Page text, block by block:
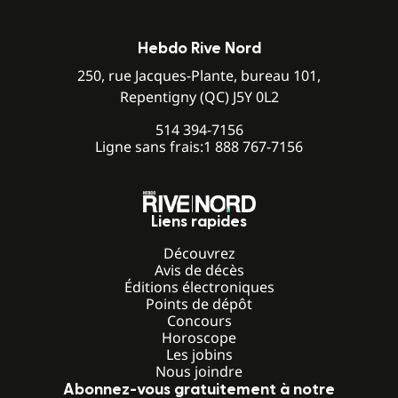
Hebdo Rive Nord
250, rue Jacques-Plante, bureau 101,
Repentigny (QC) J5Y 0L2
514 394-7156
Ligne sans frais:1 888 767-7156
Liens rapides
Découvrez
Avis de décès
Éditions électroniques
Points de dépôt
Concours
Horoscope
Les jobins
Nous joindre
Abonnez-vous gratuitement à notre